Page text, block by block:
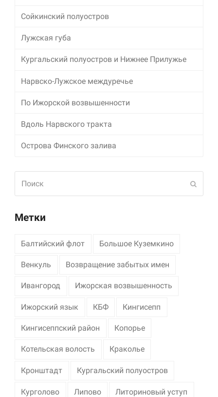
Сойкинский полуостров
Лужская губа
Кургальский полуостров и Нижнее Прилужье
Нарвско-Лужское междуречье
По Ижорской возвышенности
Вдоль Нарвского тракта
Острова Финского залива
Метки
Балтийский флот Большое Куземкино
Венкуль Возвращение забытых имен
Ивангород Ижорская возвышенность
Ижорский язык КБФ Кингисепп
Кингисеппский район Копорье
Котельская волость Краколье
Кронштадт Кургальский полуостров
Курголово Липово Литориновый уступ